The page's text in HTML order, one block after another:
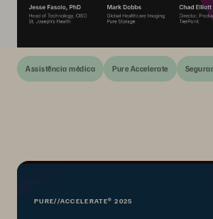
Assistência médica Pure Accelerate
PURE//ACCELERATE® 2025